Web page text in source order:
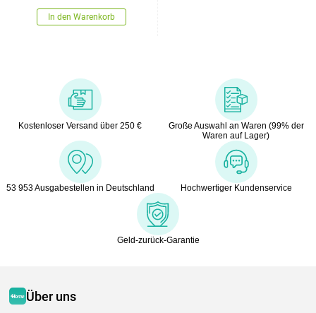
In den Warenkorb
Kostenloser Versand über 250 €
Große Auswahl an Waren (99% der
Waren auf Lager)
53 953 Ausgabestellen in Deutschland Hochwertiger Kundenservice
Geld-zurück-Garantie
Über uns